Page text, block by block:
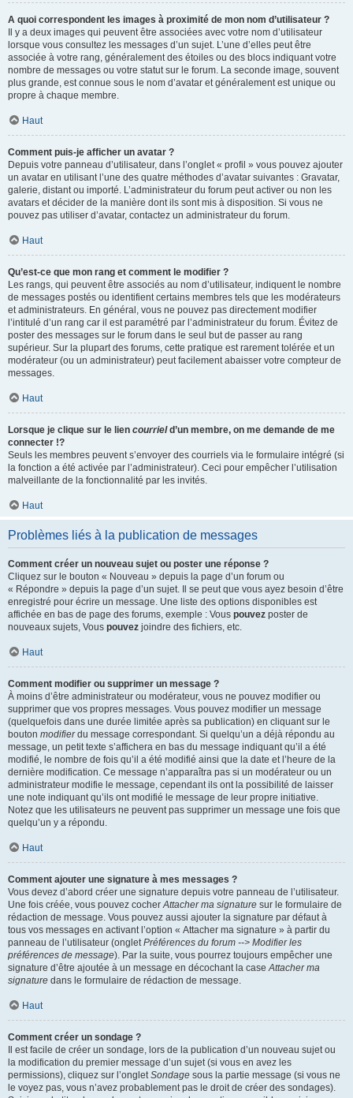
A quoi correspondent les images à proximité de mon nom d’utilisateur ?
Il y a deux images qui peuvent être associées avec votre nom d’utilisateur
lorsque vous consultez les messages d’un sujet. L’une d’elles peut être
associée à votre rang, généralement des étoiles ou des blocs indiquant votre
nombre de messages ou votre statut sur le forum. La seconde image, souvent
plus grande, est connue sous le nom d’avatar et généralement est unique ou
propre à chaque membre.
Haut
Comment puis-je afficher un avatar ?
Depuis votre panneau d’utilisateur, dans l’onglet « profil » vous pouvez ajouter
un avatar en utilisant l’une des quatre méthodes d’avatar suivantes : Gravatar,
galerie, distant ou importé. L’administrateur du forum peut activer ou non les
avatars et décider de la manière dont ils sont mis à disposition. Si vous ne
pouvez pas utiliser d’avatar, contactez un administrateur du forum.
Haut
Qu’est-ce que mon rang et comment le modifier ?
Les rangs, qui peuvent être associés au nom d’utilisateur, indiquent le nombre
de messages postés ou identifient certains membres tels que les modérateurs
et administrateurs. En général, vous ne pouvez pas directement modifier
l’intitulé d’un rang car il est paramétré par l’administrateur du forum. Évitez de
poster des messages sur le forum dans le seul but de passer au rang
supérieur. Sur la plupart des forums, cette pratique est rarement tolérée et un
modérateur (ou un administrateur) peut facilement abaisser votre compteur de
messages.
Haut
Lorsque je clique sur le lien courrield’un membre, on me demande de me
connecter !?
Seuls les membres peuvent s’envoyer des courriels via le formulaire intégré (si
la fonction a été activée par l’administrateur). Ceci pour empêcher l’utilisation
malveillante de la fonctionnalité par les invités.
Haut
Problèmes liés à la publication de messages
Comment créer un nouveau sujet ou poster une réponse ?
Cliquez sur le bouton « Nouveau » depuis la page d’un forum ou
« Répondre » depuis la page d’un sujet. Il se peut que vous ayez besoin d’être
enregistré pour écrire un message. Une liste des options disponibles est
affichée en bas de page des forums, exemple : Vous pouvez poster de
nouveaux sujets, Vous pouvez joindre des fichiers, etc.
Haut
Comment modifier ou supprimer un message ?
À moins d’être administrateur ou modérateur, vous ne pouvez modifier ou
supprimer que vos propres messages. Vous pouvez modifier un message
(quelquefois dans une durée limitée après sa publication) en cliquant sur le
bouton modifierdu message correspondant. Si quelqu’un a déjà répondu au
message, un petit texte s’affichera en bas du message indiquant qu’il a été
modifié, le nombre de fois qu’il a été modifié ainsi que la date et l’heure de la
dernière modification. Ce message n’apparaîtra pas si un modérateur ou un
administrateur modifie le message, cependant ils ont la possibilité de laisser
une note indiquant qu’ils ont modifié le message de leur propre initiative.
Notez que les utilisateurs ne peuvent pas supprimer un message une fois que
quelqu’un y a répondu.
Haut
Comment ajouter une signature à mes messages ?
Vous devez d’abord créer une signature depuis votre panneau de l’utilisateur.
Une fois créée, vous pouvez cocherAttacher ma signature sur le formulaire de
rédaction de message. Vous pouvez aussi ajouter la signature par défaut à
tous vos messages en activant l’option « Attacher ma signature » à partir du
panneau de l’utilisateur (ongletPréférences du forum --> Modifier les
préférences de message). Par la suite, vous pourrez toujours empêcher une
signature d’être ajoutée à un message en décochant la caseAttacher ma
signature dans le formulaire de rédaction de message.
Haut
Comment créer un sondage ?
Il est facile de créer un sondage, lors de la publication d’un nouveau sujet ou
la modification du premier message d’un sujet (si vous en avez les
permissions), cliquez sur l’ongletSondage sous la partie message (si vous ne
le voyez pas, vous n’avez probablement pas le droit de créer des sondages).